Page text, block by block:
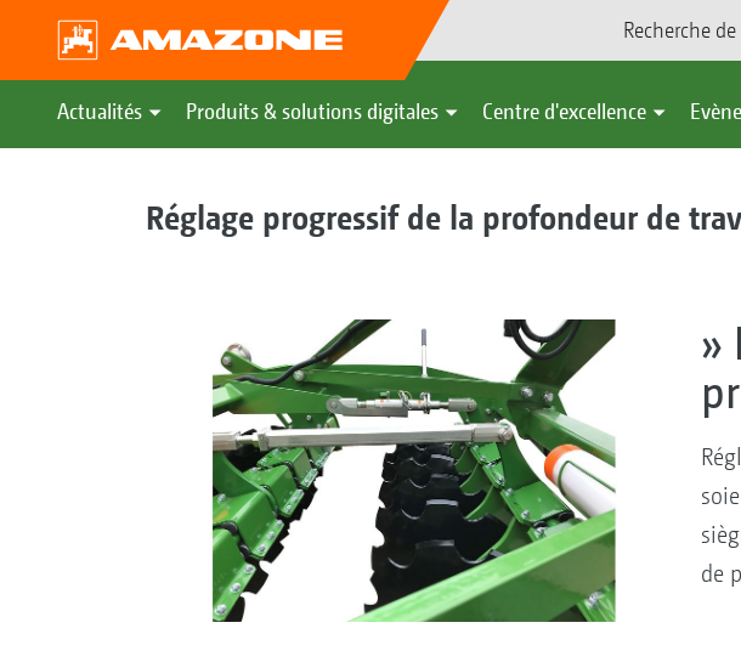
Recherche
Actualités Produits & solutions digitales Centre d'excellence
Réglage progressif de la profondeur de
»
de